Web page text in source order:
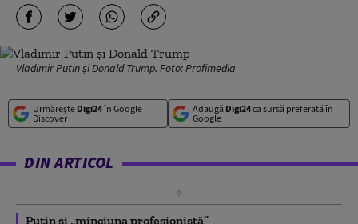
Vladimir Putin și Donald Trump. Foto: Profimedia
Urmărește Digi24în Google
Discover
Adaugă Digi24ca sursă preferată în
Google
DIN ARTICOL
Putin și „minciuna profesionistă”